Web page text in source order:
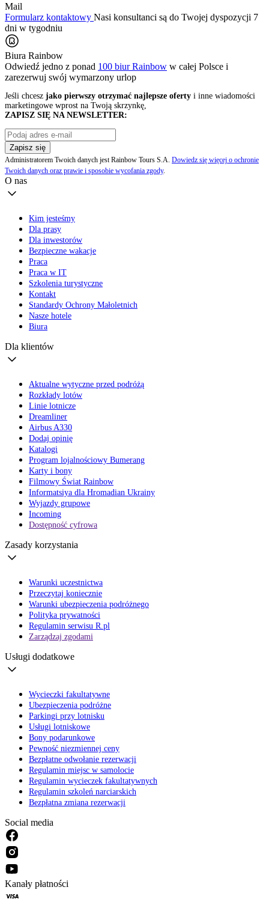
Mail
Formularz kontaktowy Nasi konsultanci są do Twojej dyspozycji 7
dni w tygodniu
Biura Rainbow
Odwiedź jedno z ponad 100 biur Rainbow w całej Polsce i
zarezerwuj swój wymarzony urlop
Jeśli chcesz jako pierwszy otrzymać najlepsze oferty i inne wiadomości
marketingowe wprost na Twoją skrzynkę,
ZAPISZ SIĘ NA NEWSLETTER:
Zapisz się
Administratorem Twoich danych jest Rainbow Tours S.A. Dowiedz się więcej o ochronie
Twoich danych oraz prawie i sposobie wycofania zgody.
O nas
Kim jesteśmy
Dla prasy
Dla inwestorów
Bezpieczne wakacje
Praca
Praca w IT
Szkolenia turystyczne
Kontakt
Standardy Ochrony Małoletnich
Nasze hotele
Biura
Dla klientów
Aktualne wytyczne przed podróżą
Rozkłady lotów
Linie lotnicze
Dreamliner
Airbus A330
Dodaj opinię
Katalogi
Program lojalnościowy Bumerang
Karty i bony
Filmowy Świat Rainbow
Informatsiya dla Hromadian Ukrainy
Wyjazdy grupowe
Incoming
Dostępność cyfrowa
Zasady korzystania
Warunki uczestnictwa
Przeczytaj koniecznie
Warunki ubezpieczenia podróżnego
Polityka prywatności
Regulamin serwisu R.pl
Zarządzaj zgodami
Usługi dodatkowe
Wycieczki fakultatywne
Ubezpieczenia podróżne
Parkingi przy lotnisku
Usługi lotniskowe
Bony podarunkowe
Pewność niezmiennej ceny
Bezpłatne odwołanie rezerwacji
Regulamin miejsc w samolocie
Regulamin wycieczek fakultatywnych
Regulamin szkoleń narciarskich
Bezpłatna zmiana rezerwacji
Social media
Kanały płatności